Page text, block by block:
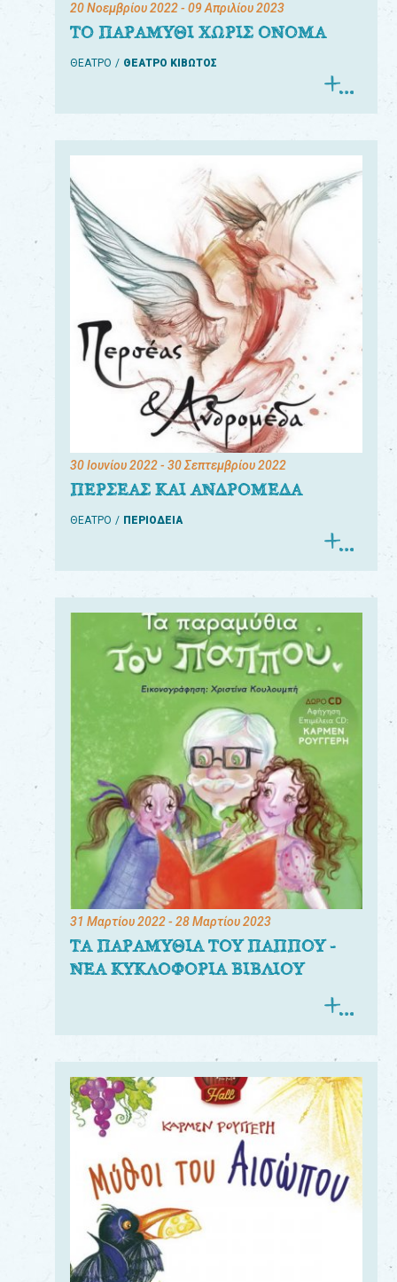
20 Νοεμβρίου 2022- 09 Απριλίου 2023
ΤΟ ΠΑΡΑΜΥΘΙ ΧΩΡΙΣ ΟΝΟΜΑ
ΘΕΑΤΡΟ ΘΕΑΤΡΟ ΚΙΒΩΤΟΣ
30 Ιουνίου 2022- 30 Σεπτεμβρίου 2022
ΠΕΡΣΕΑΣ ΚΑΙ ΑΝΔΡΟΜΕΔΑ
ΘΕΑΤΡΟ ΠΕΡΙΟΔΕΙΑ
31 Μαρτίου 2022- 28 Μαρτίου 2023
ΤΑ ΠΑΡΑΜΥΘΙΑ ΤΟΥ ΠΑΠΠΟΥ -
ΝΕΑ ΚΥΚΛΟΦΟΡΙΑ ΒΙΒΛΙΟΥ